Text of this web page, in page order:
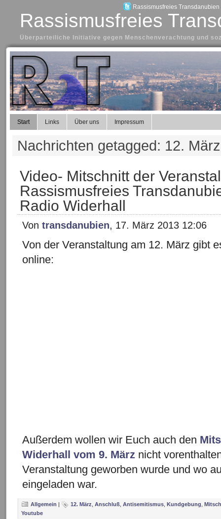
Rassismusfreies Transdanubien
Rassismusfreies
Überparteiliche Initiative gegen Menschenverachtung und
Start Links Über uns Impressum
Nachrichten getagged: 12. März
Video- Mitschnitt der
Rassismusfreies
Radio Widerhall
Von transdanubien, 17. März 2013 12:06
Von der Veranstaltung am 12. März gibt
online:
Außerdem wollen wir Euch auch den
Widerhall vom 9. März nicht
Veranstaltung geworben wurde und wo
eingeladen war.
Allgemein | 12. März Anschluß Antisemitismus Kundgebung
Youtube